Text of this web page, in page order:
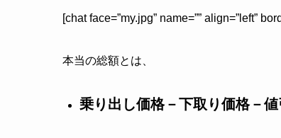
[chat face=”my.jpg” name=”” align=”left”
本当の総額とは、
乗り出し価格－下取り価格－